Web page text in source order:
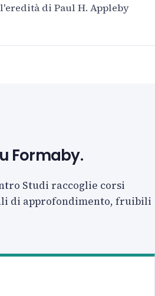
di Paul H. Appleby
Formaby.
Studi raccoglie corsi
di approfondimento, fruibili